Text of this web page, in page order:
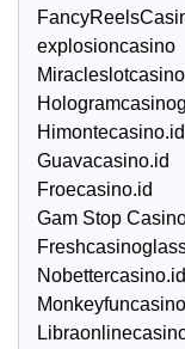
explosioncasino
Himontecasino.id
Guavacasino.id
Froecasino.id
Gam Stop
Nobettercasino.id